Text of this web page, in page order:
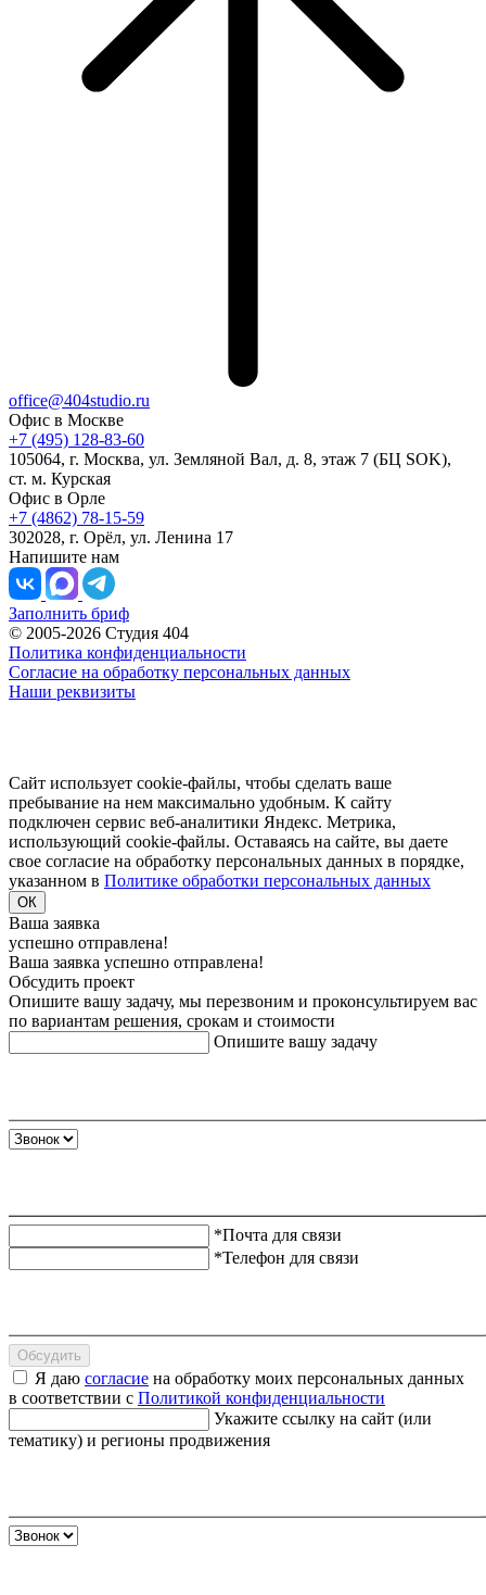
office@404studio.ru
Офис в Москве
+7 (495) 128-83-60
105064, г. Москва, ул. Земляной Вал, д. 8, этаж 7 (БЦ SOK),
ст. м. Курская
Офис в Орле
+7 (4862) 78-15-59
302028, г. Орёл, ул. Ленина 17
Напишите нам
Заполнить бриф
© 2005-2026 Студия 404
Политика конфиденциальности
Согласие на обработку персональных данных
Наши реквизиты
Сайт использует cookie-файлы, чтобы сделать ваше
пребывание на нем максимально удобным. К cайту
подключен сервис веб-аналитики Яндекс. Метрика,
использующий cookie-файлы. Оставаясь на сайте, вы даете
свое согласие на обработку персональных данных в порядке,
указанном в Политике обработки персональных данных
ОК
Ваша заявка
успешно отправлена!
Ваша заявка успешно отправлена!
Обсудить проект
Опишите вашу задачу, мы перезвоним и проконсультируем вас
по вариантам решения, срокам и стоимости
Опишите вашу задачу
*Почта для связи
*Телефон для связи
Обсудить
Я даю согласие на обработку моих персональных данных
в соответствии с Политикой конфиденциальности
Укажите ссылку на сайт (или
тематику) и регионы продвижения